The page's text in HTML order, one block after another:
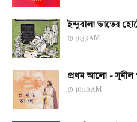
ইন্দুবালা ভাতের
9:33 AM
প্রথম আলো - সুনীল
10:10 AM